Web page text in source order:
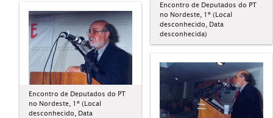
Encontro de Deputados do PT
no Nordeste, 1º (Local
desconhecido, Data
desconhecida)
Encontro de Deputados do PT
no Nordeste, 1º (Local
desconhecido, Data